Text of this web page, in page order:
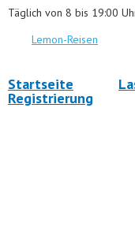
Täglich von 8 bis 19:00
Lemon-Reisen
Startseite
Registrierung